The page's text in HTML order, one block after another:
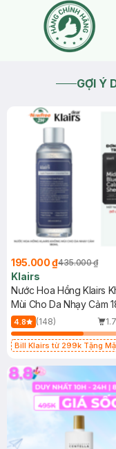
GỢI Ý
195.000 ₫435.000 ₫
Klairs
Nước Hoa Hồng Klairs
Mùi Cho Da Nhạy Cảm
4.8 (148)
Bill Klairs từ 299k Tặng
25ml (SL Có Hạn)